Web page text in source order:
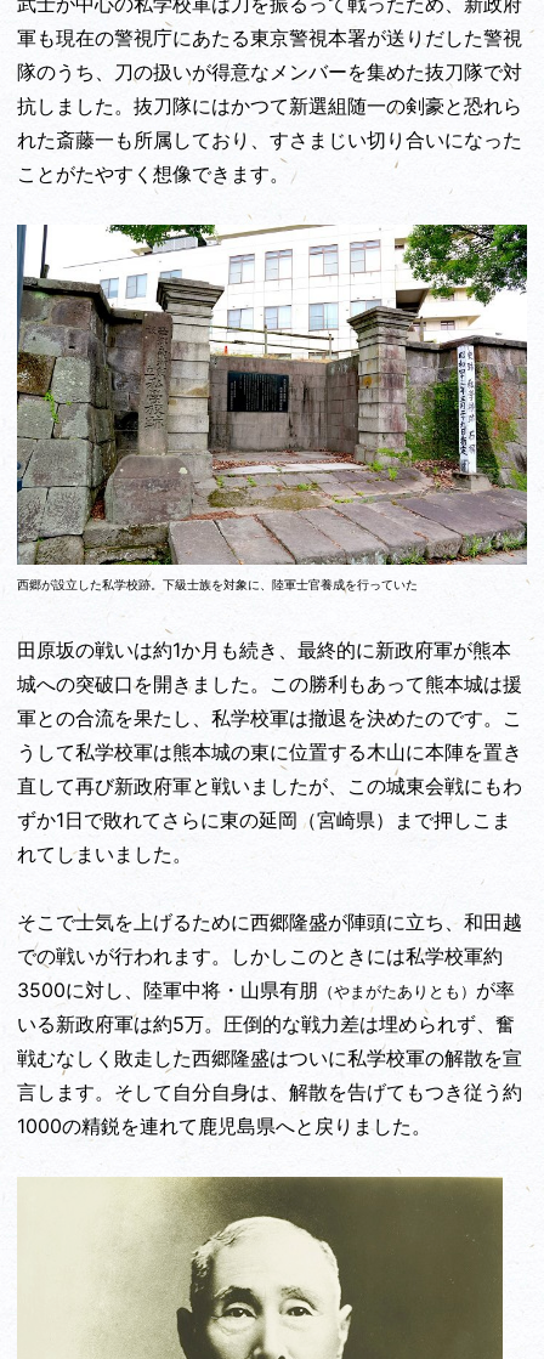
軍も現在の警視庁にあたる東京警視本署が送りだした警視
隊のうち、刀の扱いが得意なメンバーを集めた抜刀隊で対
抗しました。抜刀隊にはかつて新選組随一の剣豪と恐れら
れた斎藤一も所属しており、すさまじい切り合いになった
ことがたやすく想像できます。
西郷が設立した私学校跡。下級士族を対象に、陸軍士官養成を行っていた
田原坂の戦いは約1か月も続き、最終的に新政府軍が熊本
城への突破口を開きました。この勝利もあって熊本城は援
軍との合流を果たし、私学校軍は撤退を決めたのです。こ
うして私学校軍は熊本城の東に位置する木山に本陣を置き
直して再び新政府軍と戦いましたが、この城東会戦にもわ
ずか1日で敗れてさらに東の延岡（宮崎県）まで押しこま
れてしまいました。
そこで士気を上げるために西郷隆盛が陣頭に立ち、和田越
での戦いが行われます。しかしこのときには私学校軍約
3500に対し、陸軍中将・山県有朋 （やまがたありとも） が率
いる新政府軍は約5万。圧倒的な戦力差は埋められず、奮
戦むなしく敗走した西郷隆盛はついに私学校軍の解散を宣
言します。そして自分自身は、解散を告げてもつき従う約
1000の精鋭を連れて鹿児島県へと戻りました。